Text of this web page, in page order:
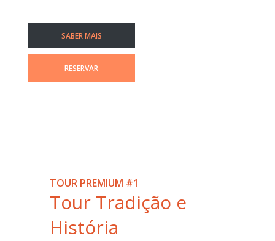
SABER MAIS
RESERVAR
TOUR PREMIUM #1
Tour Tradição e
História